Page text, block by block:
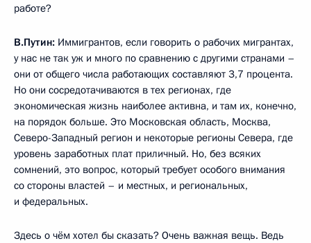
работе?
В.Путин: Иммигрантов, если говорить о рабочих мигрантах,
у нас не так уж и много по сравнению с другими странами –
они от общего числа работающих составляют 3,7 процента.
Но они сосредотачиваются в тех регионах, где
экономическая жизнь наиболее активна, и там их, конечно,
на порядок больше. Это Московская область, Москва,
Северо-Западный регион и некоторые регионы Севера, где
уровень заработных плат приличный. Но, без всяких
сомнений, это вопрос, который требует особого внимания
со стороны властей – и местных, и региональных,
и федеральных.
Здесь о чём хотел бы сказать? Очень важная вещь. Ведь